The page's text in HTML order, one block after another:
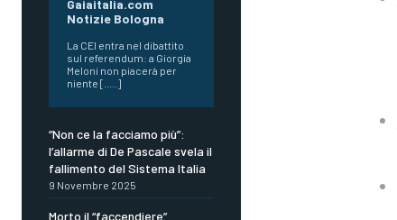
Gaiaitalia.com
Notizie Bologna
La CEI entra nel dibattito
sul referendum: a Giorgia
Meloni non piacerà per
niente [.....]
“Non ce la facciamo più”:
l’allarme di De Pascale svela il
fallimento del Sistema Italia
9 Novembre 2025
Morto il “faccendiere”